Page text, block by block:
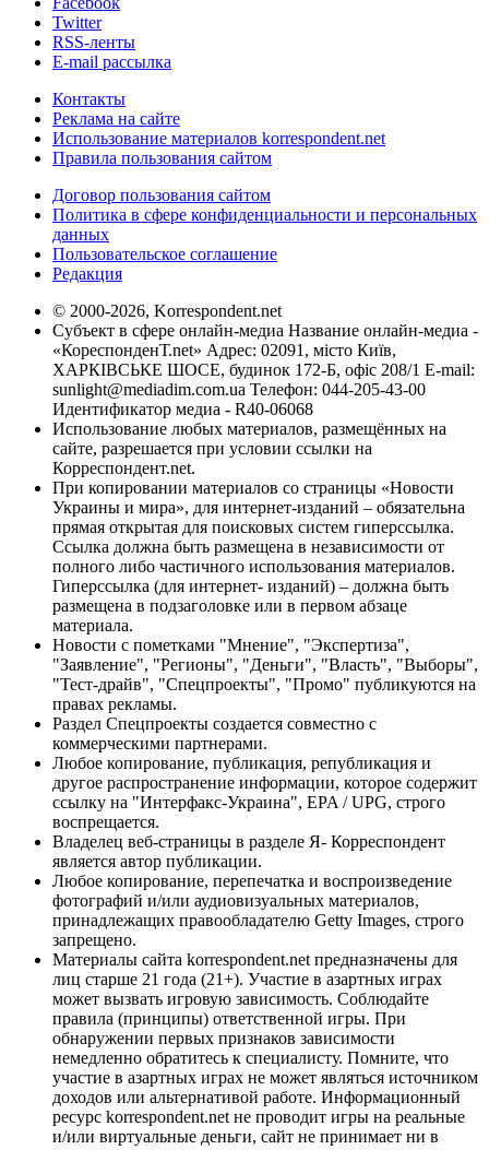
Twitter
RSS-ленты
E-mail рассылка
Контакты
Реклама на сайте
Использование материалов korrespondent.net
Правила пользования сайтом
Договор пользования сайтом
Политика в сфере конфиденциальности и персональных
данных
Пользовательское соглашение
Редакция
© 2000-2026, Korrespondent.net
Субъект в сфере онлайн-медиа Название онлайн-медиа -
«КореспонденТ.net» Адрес: 02091, місто Київ,
ХАРКІВСЬКЕ ШОСЕ, будинок 172-Б, офіс 208/1 E-mail:
sunlight@mediadim.com.ua Телефон: 044-205-43-00
Идентификатор медиа - R40-06068
Использование любых материалов, размещённых на
сайте, разрешается при условии ссылки на
Корреспондент.net.
При копировании материалов со страницы «Новости
Украины и мира», для интернет-изданий – обязательна
прямая открытая для поисковых систем гиперссылка.
Ссылка должна быть размещена в независимости от
полного либо частичного использования материалов.
Гиперссылка (для интернет- изданий) – должна быть
размещена в подзаголовке или в первом абзаце
материала.
Новости с пометками "Мнение", "Экспертиза",
"Заявление", "Регионы", "Деньги", "Власть", "Выборы",
"Тест-драйв", "Спецпроекты", "Промо" публикуются на
правах рекламы.
Раздел Спецпроекты создается совместно с
коммерческими партнерами.
Любое копирование, публикация, републикация и
другое распространение информации, которое содержит
ссылку на "Интерфакс-Украина", EPA / UPG, строго
воспрещается.
Владелец веб-страницы в разделе Я- Корреспондент
является автор публикации.
Любое копирование, перепечатка и воспроизведение
фотографий и/или аудиовизуальных материалов,
принадлежащих правообладателю Getty Images, строго
запрещено.
Материалы сайта korrespondent.net предназначены для
лиц старше 21 года (21+). Участие в азартных играх
может вызвать игровую зависимость. Соблюдайте
правила (принципы) ответственной игры. При
обнаружении первых признаков зависимости
немедленно обратитесь к специалисту. Помните, что
участие в азартных играх не может являться источником
доходов или альтернативой работе. Информационный
ресурс korrespondent.net не проводит игры на реальные
и/или виртуальные деньги, сайт не принимает ни в